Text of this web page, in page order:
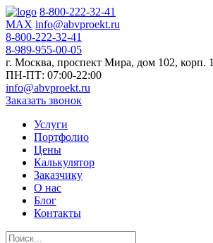
8-800-222-32-41
MAX info@abvproekt.ru
8-800-222-32-41
8-989-955-00-05
г. Москва, проспект Мира, дом 102, корп. 1
ПН-ПТ: 07:00-22:00
info@abvproekt.ru
Заказать звонок
Услуги
Портфолио
Цены
Калькулятор
Заказчику
О нас
Блог
Контакты